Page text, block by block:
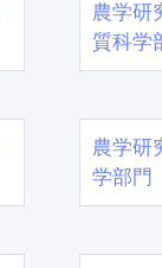
農学
質科学
農学
学部門